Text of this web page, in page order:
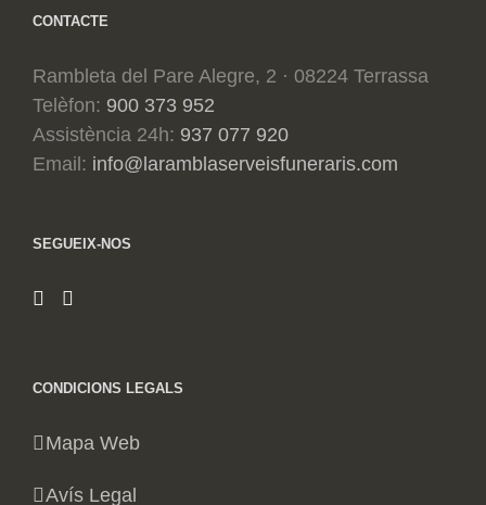
CONTACTE
Rambleta del Pare Alegre, 2 · 08224 Terrassa
Telèfon: 900 373 952
Assistència 24h: 937 077 920
Email: info@laramblaserveisfuneraris.com
SEGUEIX-NOS
CONDICIONS LEGALS
Mapa Web
Avís Legal